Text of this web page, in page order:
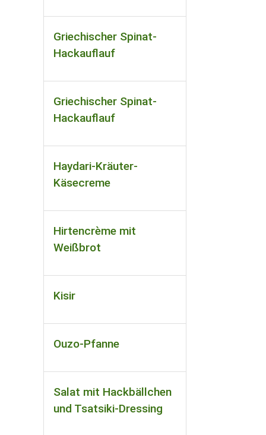
Griechischer Spinat-
Hackauflauf
Griechischer Spinat-
Hackauflauf
Haydari-Kräuter-
Käsecreme
Hirtencrème mit
Weißbrot
Kisir
Ouzo-Pfanne
Salat mit Hackbällchen
und Tsatsiki-Dressing